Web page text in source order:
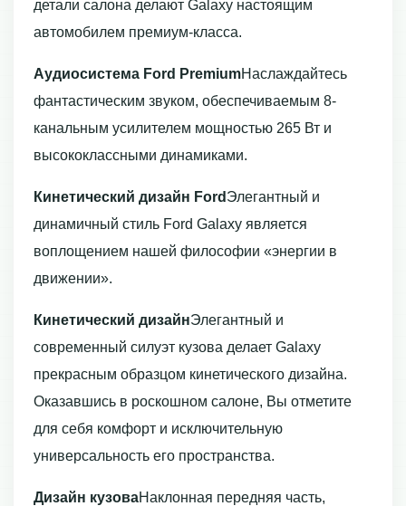
детали салона делают Galaxу настоящим
автомобилем премиум-класса.
Аудиосистема Ford PremiumНаслаждайтесь
фантастическим звуком, обеспечиваемым 8-
канальным усилителем мощностью 265 Вт и
высококлассными динамиками.
Кинетический дизайн Ford Элегантный и
динамичный стиль Ford Galaxy является
воплощением нашей философии «энергии в
движении».
Кинетический дизайнЭлегантный и
современный силуэт кузова делает Galaxy
прекрасным образцом кинетического дизайна.
Оказавшись в роскошном салоне, Вы отметите
для себя комфорт и исключительную
универсальность его пространства.
Дизайн кузоваНаклонная передняя часть,